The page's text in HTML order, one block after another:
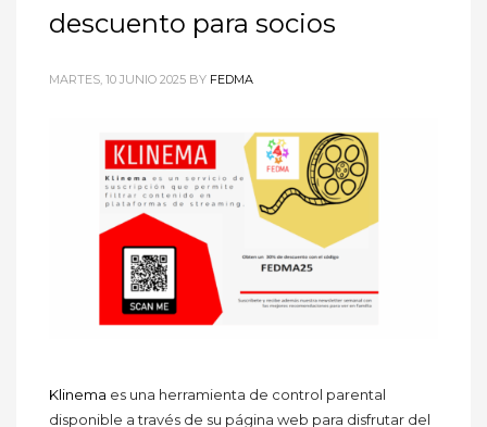
descuento para socios
MARTES, 10 JUNIO 2025 BY FEDMA
Klinema es una herramienta de control parental
disponible a través de su página web para disfrutar del